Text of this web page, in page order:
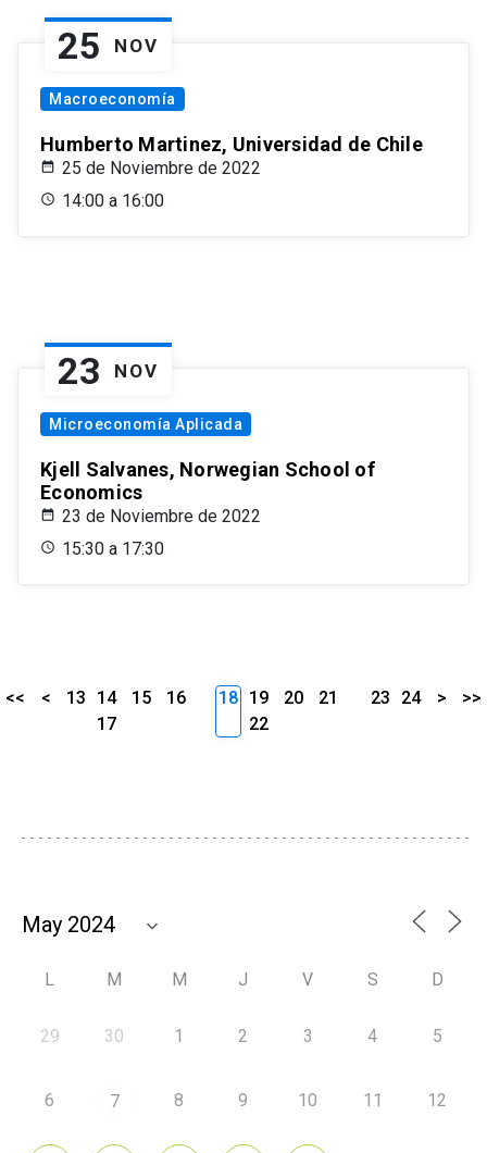
25 NOV
Macroeconomía
Humberto Martinez, Universidad de Chile
25 de Noviembre de 2022
14:00 a 16:00
23 NOV
Microeconomía Aplicada
Kjell Salvanes, Norwegian School of
Economics
23 de Noviembre de 2022
15:30 a 17:30
<< < 13 14 15
16
17
18 19 20
21
22
23 24 > >>
L M M J V S D
29 30 1 2 3 4 5
6 7 8 9 10 11 12